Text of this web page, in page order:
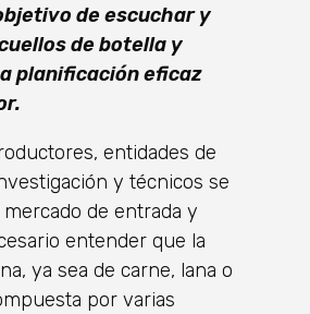
de escuchar y
de botella y
planificación eficaz
entidades de
y técnicos se
de entrada y
entender que la
ya sea de carne, lana o
por varias